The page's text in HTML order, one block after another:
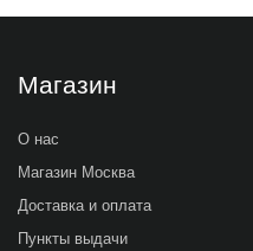
Магазин
О нас
Магазин Москва
Доставка и оплата
Пункты выдачи